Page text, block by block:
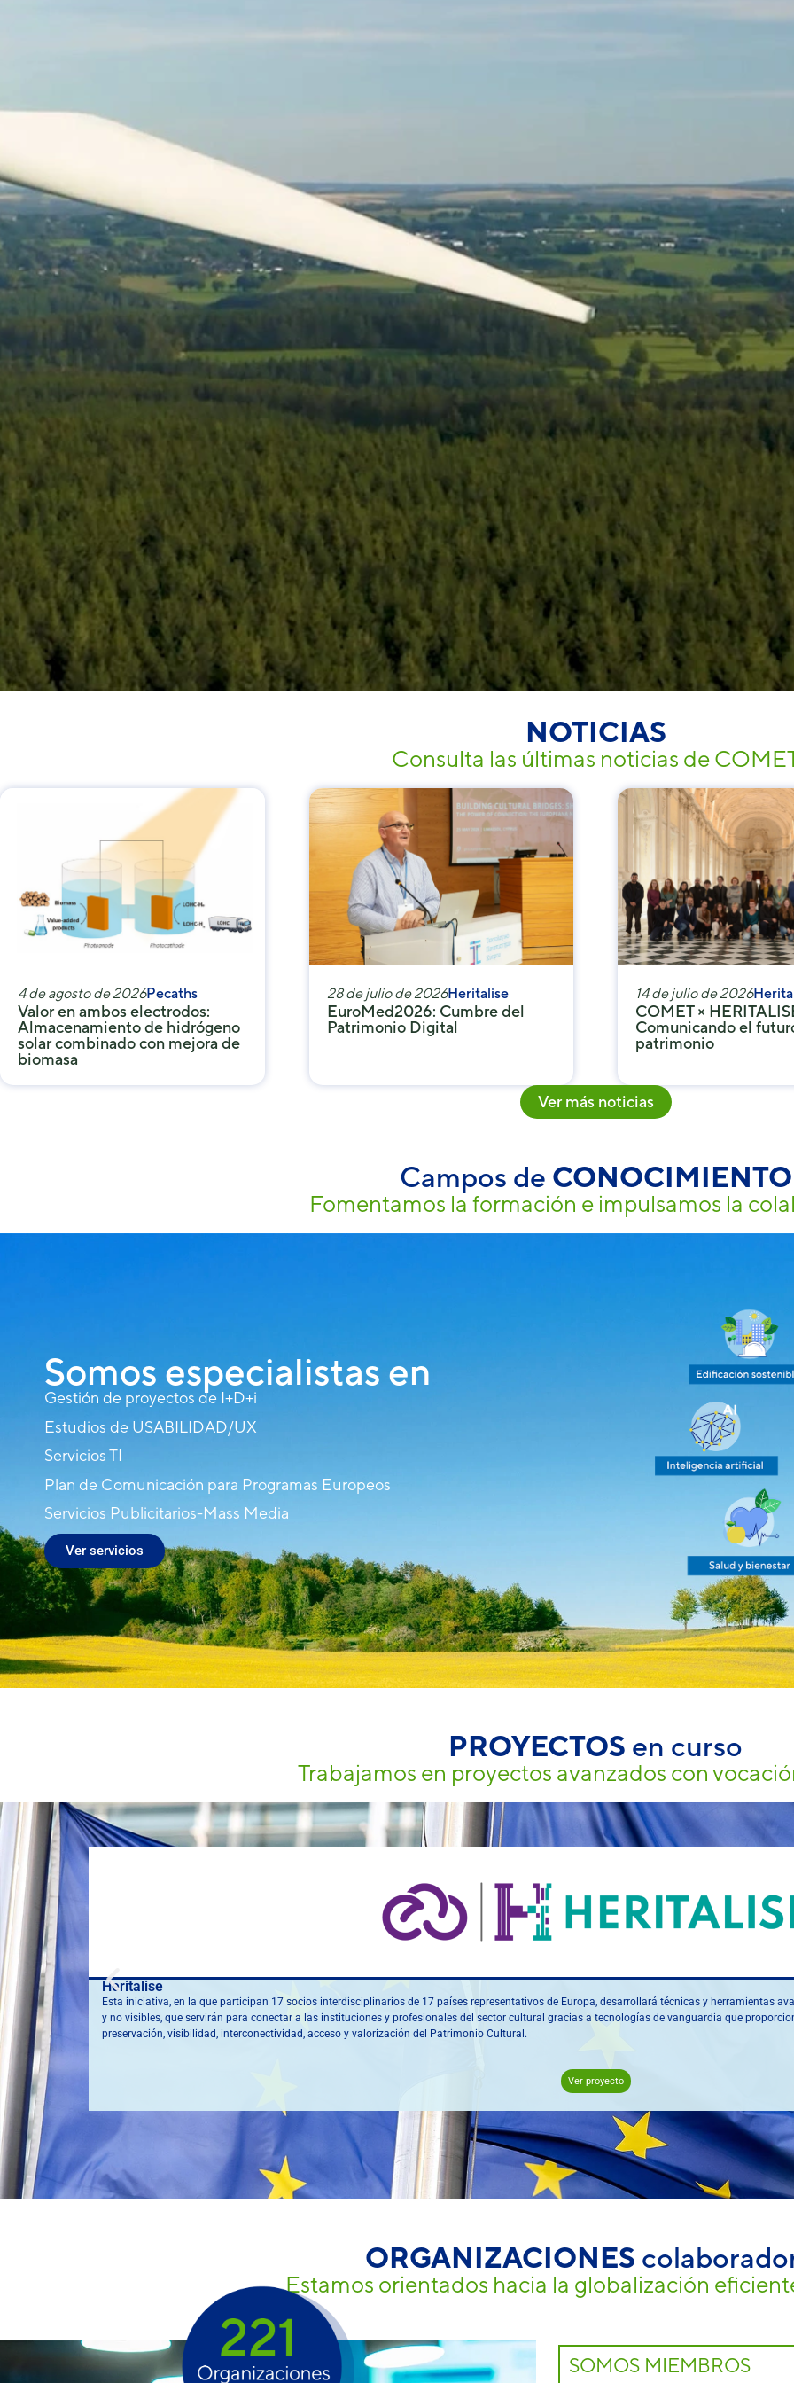
NOTICIAS
Consulta las últimas noticias de
4 de agosto de 2026Pecaths
Valor en ambos electrodos:
Almacenamiento de hidrógeno
solar combinado con mejora de
biomasa
28 de julio de 2026Heritalise
EuroMed2026: Cumbre del
Patrimonio Digital
14 de julio de 2026
COMET ×
Comunicando el
patrimonio
Ver más noticias
Campos de CONOCIMIENTO
Fomentamos la formación e impulsamos la
Somos especialistas en
Gestión de proyectos de I+D+i
Estudios de USABILIDAD/UX
Servicios TI
Plan de Comunicación para Programas Europeos
Servicios Publicitarios-Mass Media
Ver servicios
PROYECTOS en curso
Trabajamos en proyectos avanzados con
Heritalise
Esta iniciativa, en la que participan 17 socios interdisciplinarios de 17 países representativos de Europa, desarrollará técnicas y herramientas
y no visibles, que servirán para conectar a las instituciones y profesionales del sector cultural gracias a tecnologías de vanguardia que
preservación, visibilidad, interconectividad, acceso y valorización del Patrimonio Cultural.
Ver proyecto
ORGANIZACIONES
Estamos orientados hacia la globalización
SOMOS MIEMBROS
Experiencia
Para que
nuestra web
funcione lo
mejor posible
durante tu
visita. Si
rechaza estas
cookies,
algunas
funcionalidades
desaparecerán
de la web.
Marketing
Al compartir tus
intereses y
comportamiento
mientras visitas
nuestro sitio,
aumentas la
posibilidad de
ver contenido y
ofertas
personalizados.